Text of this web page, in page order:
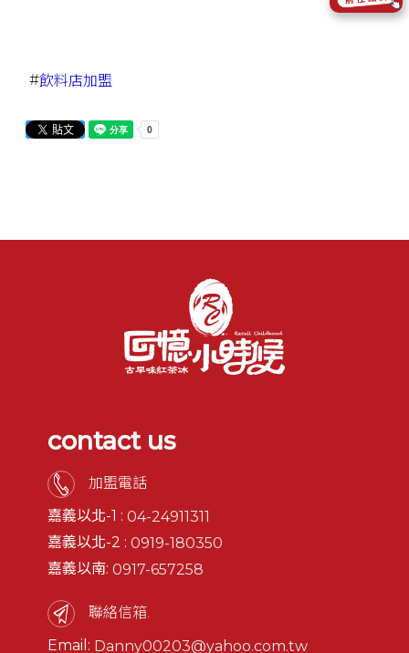
#飲料店加盟
contact us
加盟電話
嘉義以北-1 :04-24911311
嘉義以北-2 :0919-180350
嘉義以南:0917-657258
聯絡信箱.
Email: Danny00203@yahoo.com.tw